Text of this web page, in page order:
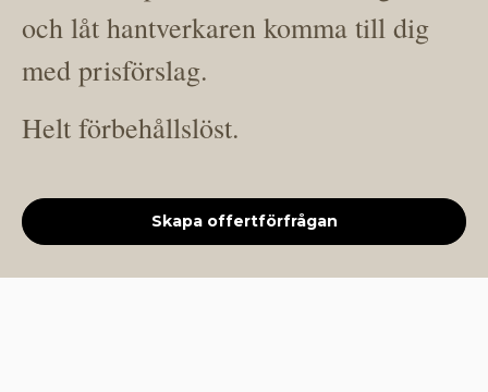
och låt hantverkaren komma till dig
med prisförslag.
Helt förbehållslöst.
Skapa offertförfrågan